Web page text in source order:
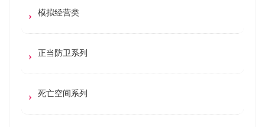
模拟经营类
正当防卫系列
死亡空间系列